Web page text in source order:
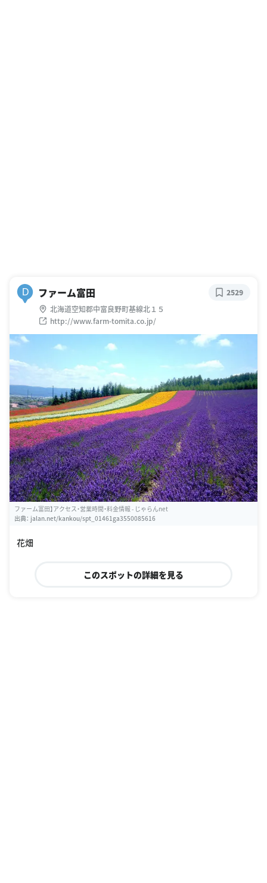
D ファーム富田
北海道空知郡中富良野町基線北１５
http://www.farm-tomita.co.jp/
2529
ファーム富田】アクセス・営業時間・料金情報 - じゃらんnet
出典： jalan.net/kankou/spt_01461ga3550085616
花畑
このスポットの詳細を見る